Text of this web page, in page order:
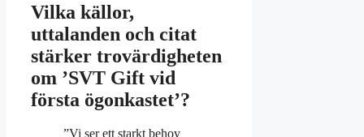
Vilka källor,
uttalanden och citat
stärker trovärdigheten
om ’SVT Gift vid
första ögonkastet’?
”Vi ser ett starkt behov